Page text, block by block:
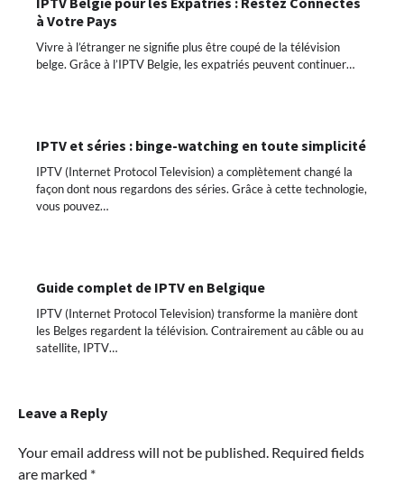
à Votre Pays
Vivre à l’étranger ne signifie plus être coupé de la télévision
belge. Grâce à l’IPTV Belgie, les expatriés peuvent continuer…
IPTV et séries : binge-watching en toute simplicité
IPTV (Internet Protocol Television) a complètement changé la
façon dont nous regardons des séries. Grâce à cette technologie,
vous pouvez…
Guide complet de IPTV en Belgique
IPTV (Internet Protocol Television) transforme la manière dont
les Belges regardent la télévision. Contrairement au câble ou au
satellite, IPTV…
Leave a Reply
Your email address will not be published. Required fields
are marked *